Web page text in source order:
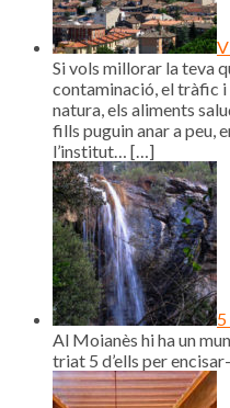
Si vols millorar la teva
contaminació, el tràfic i
natura, els aliments
fills puguin anar a peu,
l’institut… […]
Al Moianès hi ha un
triat 5 d’ells per